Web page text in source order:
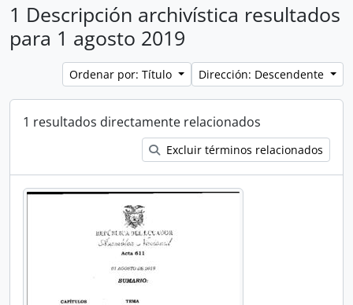
1 Descripción archivística resultados
para 1 agosto 2019
Ordenar por: Título Dirección: Descendente
1 resultados directamente relacionados
Excluir términos relacionados